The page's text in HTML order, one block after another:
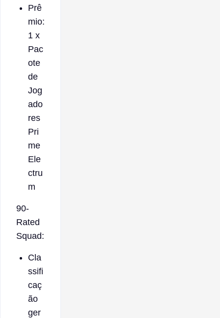
Prê
mio:
1 x
Pac
ote
de
Jog
ado
res
Pri
me
Ele
ctru
m
90-
Rated
Squad:
Cla
ssifi
caç
ão
ger